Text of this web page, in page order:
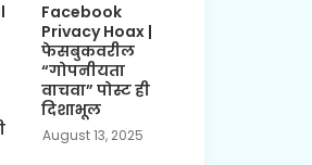
Facebook
Privacy Hoax |
फेसबुकवरील
“गोपनीयता
वाचवा” पोस्ट ही
दिशाभूल
August 13, 2025